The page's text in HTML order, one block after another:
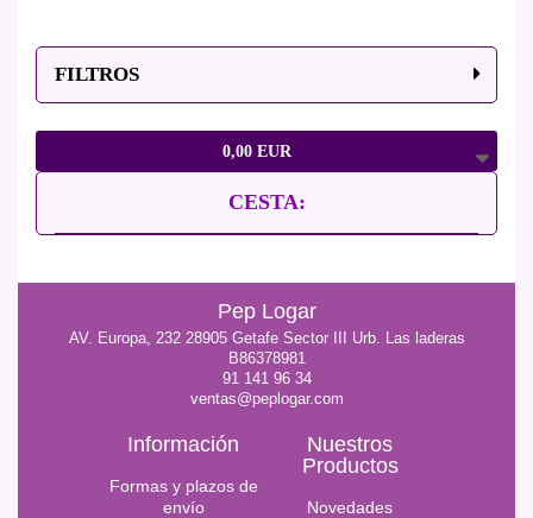
FILTROS
0,00 EUR
CESTA:
Pep Logar
AV. Europa, 232 28905 Getafe Sector III Urb. Las laderas
B86378981
91 141 96 34
ventas@peplogar.com
Información
Formas y plazos de
envío
Nuestros
Productos
Novedades